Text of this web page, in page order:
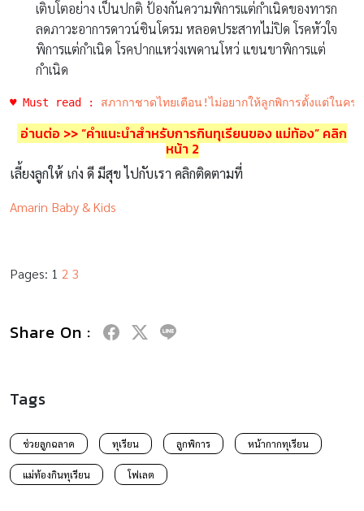
เติบโตอย่าง เป็นปกติ ป้องกันความพิการแต่กำเนิดของทารก
ลดภาวะอาการดาวน์ซินโดรม หลอดประสาทไม่ปิด โรคหัวใจ
พิการแต่กำเนิด โรคปากแหว่งเพดานโหว่ แขนขาพิการแต่
กำเนิด
♥ Must read : สภากาชาดไทยเตือน!ไม่อยากให้ลูกพิการตั้งแต่ในคร
อ่านต่อ >> “คำแนะนำสำหรับการกินทุเรียนของ แม่ท้อง” คลิก
หน้า 2
เลี้ยงลูกให้ เก่ง ดี มีสุข ไปกับเรา คลิกติดตามที่
Amarin Baby & Kids
Pages: 1 2 3
Share On :
Tags
ช่วยลูกฉลาด ทุเรียน ลูกพิการ หน้ากากทุเรียน
แม่ท้องกินทุเรียน โฟเลต